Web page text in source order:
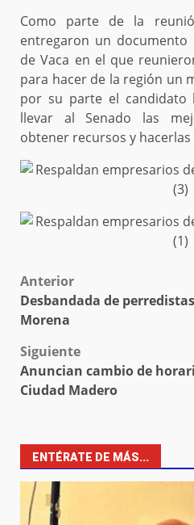
Como parte de la
entregaron un documento
de Vaca en el que
para hacer de la región un
por su parte el candidato
llevar al Senado las
obtener recursos y
Post
navigation
Anterior
Desbandada de
Morena
Siguiente
Anuncian cambio de
Ciudad Madero
ENTÉRATE DE MÁS...